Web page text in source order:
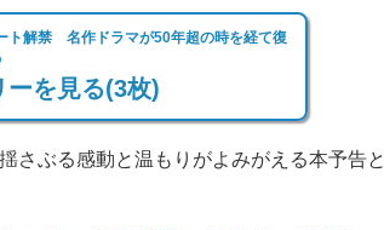
ト解禁 名作ドラマが50年超の時を経て復
ーを見る(3枚)
ぶる感動と温もりがよみがえる本予告と